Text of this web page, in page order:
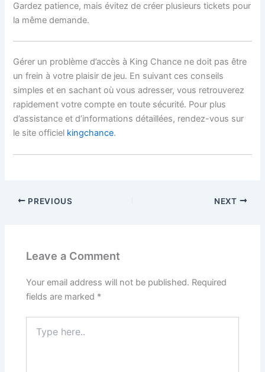
Gardez patience, mais évitez de créer plusieurs tickets pour
la même demande.
Gérer un problème d’accès à King Chance ne doit pas être
un frein à votre plaisir de jeu. En suivant ces conseils
simples et en sachant où vous adresser, vous retrouverez
rapidement votre compte en toute sécurité. Pour plus
d’assistance et d’informations détaillées, rendez-vous sur
le site officiel kingchance.
PREVIOUS NEXT
Leave a Comment
Your email address will not be published. Required
fields are marked *
here..